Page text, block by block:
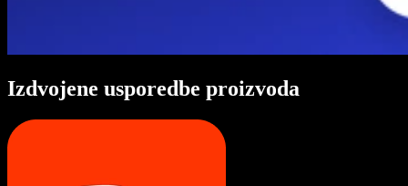
Izdvojene usporedbe proizvoda